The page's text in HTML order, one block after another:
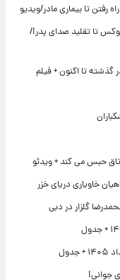
تا بیماری مادر/ویدیو
تا تقلید صدای پدر!/
تا اکنون + فیلم
حبس می کند + ویدئو
خاویاری دریای خزر